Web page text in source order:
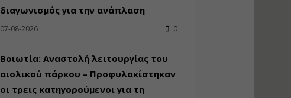
διαγωνισμός για την ανάπλαση
07-08-2026 0
Βοιωτία: Αναστολή λειτουργίας του
αιολικού πάρκου – Προφυλακίστηκαν
οι τρεις κατηγορούμενοι για τη
υδατοδεξαμενής
Εισηγητής: Χρήστος Ροδόπουλος
Τιμή από: €230.00
Διάρκεια: 14 ώρες